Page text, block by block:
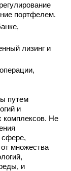
портфелем.
лизинг и
путем
и
комплексов. Не
сфере,
множества
и